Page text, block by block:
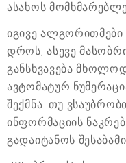
ასახოს
იგივე
დროს, ასევე
განსხვავება
ავტომატურ
შექმნა. თუ
ინფორმაციის
გადაიტანოს